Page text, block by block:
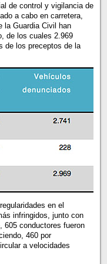
de control y vigilancia de
a cabo en carretera,
la Guardia Civil han
de los cuales 2.969
de los preceptos de la
en el
infringidos, junto con
605 conductores fueron
460 por
a velocidades